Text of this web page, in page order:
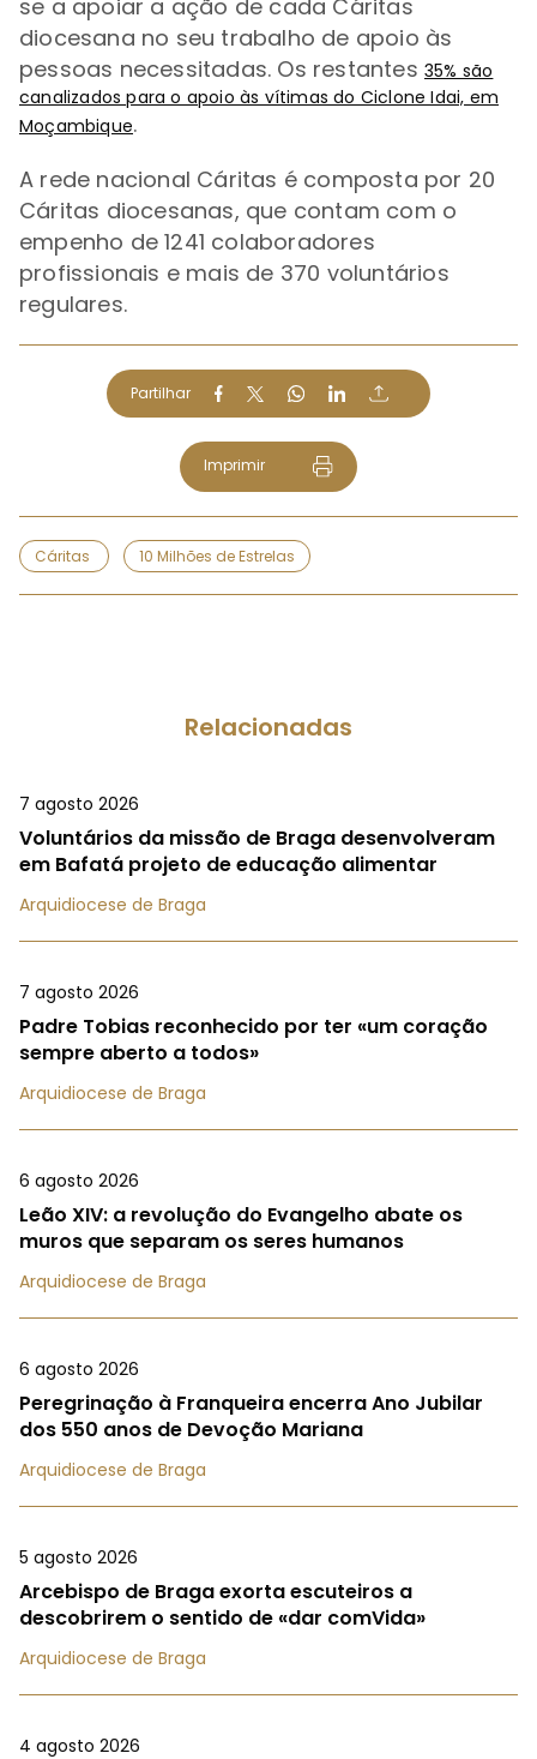
se a apoiar a ação de cada Cáritas
diocesana no seu trabalho de apoio às
pessoas necessitadas. Os restantes35% são
canalizados para o apoio às vítimas do Ciclone Idai, em
Moçambique.
A rede nacional Cáritas é composta por 20
Cáritas diocesanas, que contam com o
empenho de 1241 colaboradores
profissionais e mais de 370 voluntários
regulares.
Partilhar
Imprimir
Cáritas 10 Milhões de Estrelas
Relacionadas
7 agosto 2026
Voluntários da missão de Braga desenvolveram
em Bafatá projeto de educação alimentar
Arquidiocese de Braga
7 agosto 2026
Padre Tobias reconhecido por ter «um coração
sempre aberto a todos»
Arquidiocese de Braga
6 agosto 2026
Leão XIV: a revolução do Evangelho abate os
muros que separam os seres humanos
Arquidiocese de Braga
6 agosto 2026
Peregrinação à Franqueira encerra Ano Jubilar
dos 550 anos de Devoção Mariana
Arquidiocese de Braga
5 agosto 2026
Arcebispo de Braga exorta escuteiros a
descobrirem o sentido de «dar comVida»
Arquidiocese de Braga
4 agosto 2026